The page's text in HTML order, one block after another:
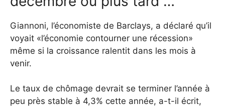
Giannoni, l’économiste de Barclays, a déclaré qu’il
voyait «l’économie contourner une récession»
même si la croissance ralentit dans les mois à
venir.
Le taux de chômage devrait se terminer l’année à
peu près stable à 4,3% cette année, a-t-il écrit,